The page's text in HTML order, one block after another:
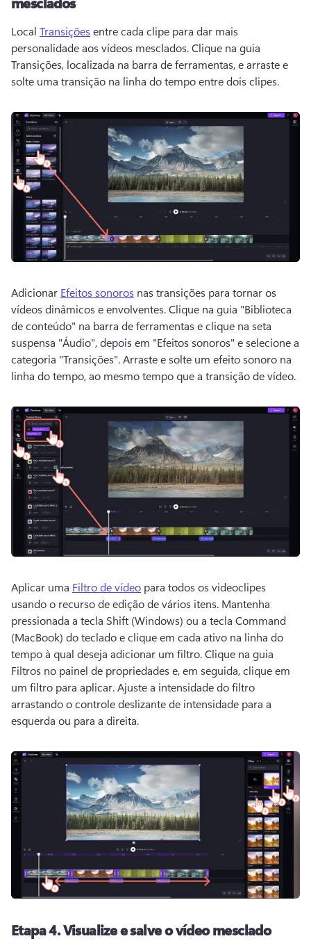
Local Transições entre cada clipe para dar mais
personalidade aos vídeos mesclados. Clique na guia
Transições, localizada na barra de ferramentas, e arraste e
solte uma transição na linha do tempo entre dois clipes.
Adicionar Efeitos sonoros nas transições para tornar os
vídeos dinâmicos e envolventes. Clique na guia "Biblioteca
de conteúdo" na barra de ferramentas e clique na seta
suspensa "Áudio", depois em "Efeitos sonoros" e selecione a
categoria "Transições". Arraste e solte um efeito sonoro na
linha do tempo, ao mesmo tempo que a transição de vídeo.
Aplicar uma Filtro de vídeo para todos os videoclipes
usando o recurso de edição de vários itens. Mantenha
pressionada a tecla Shift (Windows) ou a tecla Command
(MacBook) do teclado e clique em cada ativo na linha do
tempo à qual deseja adicionar um filtro. Clique na guia
Filtros no painel de propriedades e, em seguida, clique em
um filtro para aplicar. Ajuste a intensidade do filtro
arrastando o controle deslizante de intensidade para a
esquerda ou para a direita.
Etapa 4.Visualize e salve o vídeo mesclado